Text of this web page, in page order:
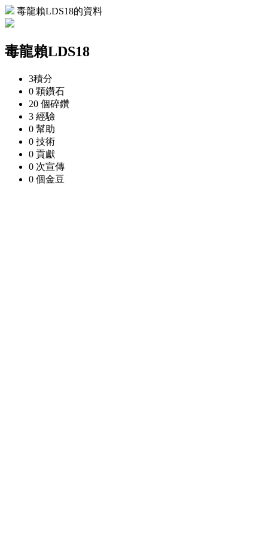
毒龍賴LDS18的資料
毒龍賴LDS18
3積分
0 顆鑽石
20 個碎鑽
3 經驗
0 幫助
0 技術
0 貢獻
0 次宣傳
0 個金豆